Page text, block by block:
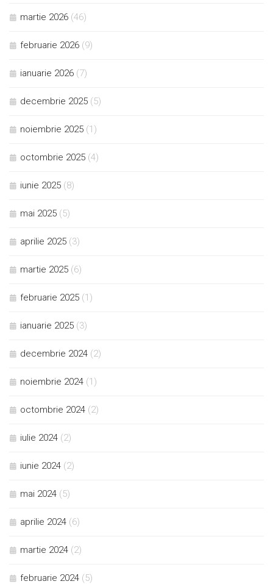
martie 2026 (46)
februarie 2026 (9)
ianuarie 2026 (7)
decembrie 2025 (5)
noiembrie 2025 (1)
octombrie 2025 (4)
iunie 2025 (8)
mai 2025 (5)
aprilie 2025 (3)
martie 2025 (6)
februarie 2025 (1)
ianuarie 2025 (3)
decembrie 2024 (2)
noiembrie 2024 (1)
octombrie 2024 (2)
iulie 2024 (2)
iunie 2024 (2)
mai 2024 (5)
aprilie 2024 (6)
martie 2024 (2)
februarie 2024 (5)